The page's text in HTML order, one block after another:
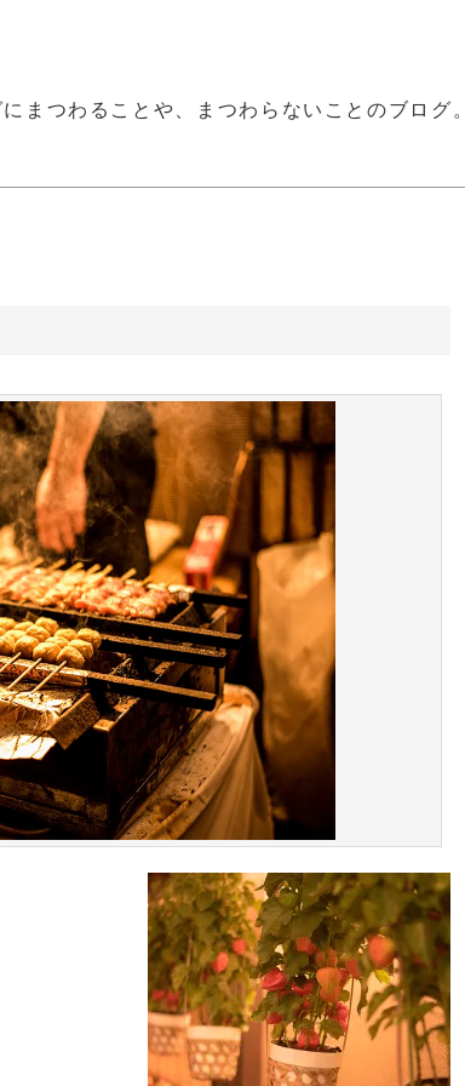
まつわることや、まつわらないことのブログ。